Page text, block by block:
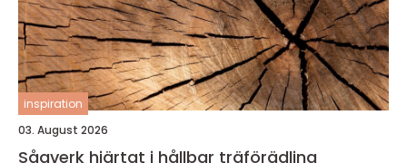
inspiration
03. August 2026
Sågverk hjärtat i hållbar träförädling